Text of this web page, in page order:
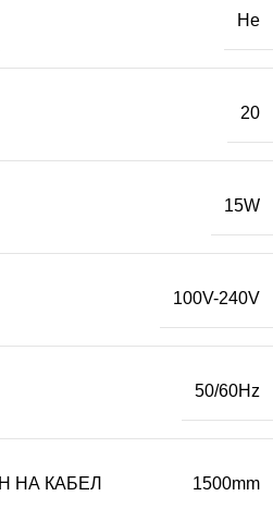
Не
20
15W
100V-240V
50/60Hz
НА КАБЕЛ 1500mm